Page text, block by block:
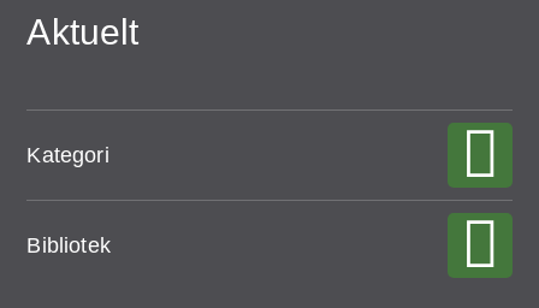
Arrangementer
Nyheter
Søk i våre databaser
hovedinnhold
Aktuelt
Kategori
Bibliotek